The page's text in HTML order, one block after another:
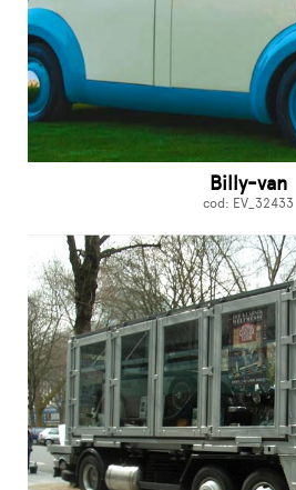
Billy-van
cod: EV_32433